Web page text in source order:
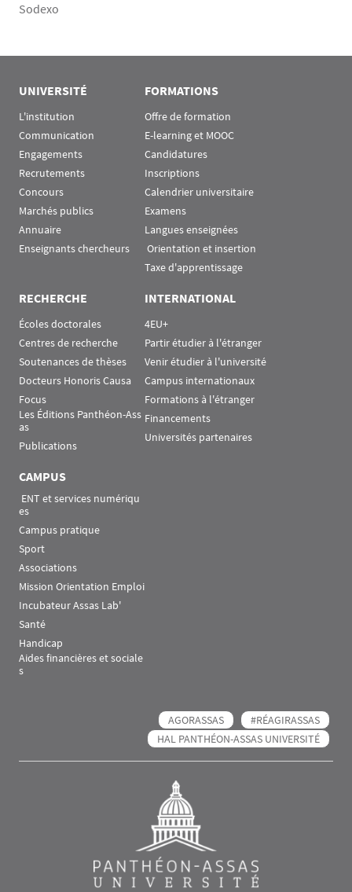
Sodexo
UNIVERSITÉ
L'institution
Communication
Engagements
Recrutements
Concours
Marchés publics
Annuaire
Enseignants chercheurs
FORMATIONS
Offre de formation
E-learning et MOOC
Candidatures
Inscriptions
Calendrier universitaire
Examens
Langues enseignées
Orientation et insertion
Taxe d'apprentissage
RECHERCHE
Écoles doctorales
Centres de recherche
Soutenances de thèses
Docteurs Honoris Causa
Focus
Les Éditions Panthéon-Ass
as
Publications
INTERNATIONAL
4EU+
Partir étudier à l'étranger
Venir étudier à l'université
Campus internationaux
Formations à l'étranger
Financements
Universités partenaires
CAMPUS
es
Campus pratique
Sport
Associations
Mission Orientation Emploi
Incubateur Assas Lab'
Santé
Handicap
Aides financières et sociale
s
AGORASSAS
#RÉAGIRASSAS
HAL PANTHÉON-ASSAS UNIVERSITÉ